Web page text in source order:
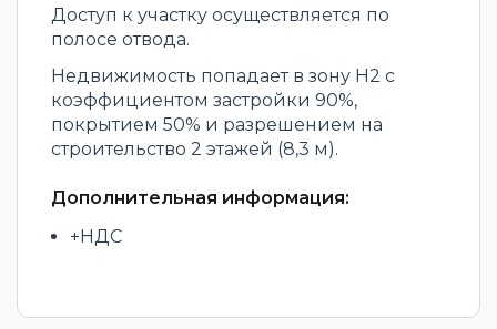
Доступ к участку осуществляется по
полосе отвода.
Недвижимость попадает в зону H2 с
коэффициентом застройки 90%,
покрытием 50% и разрешением на
строительство 2 этажей (8,3 м).
Дополнительная информация:
+НДС